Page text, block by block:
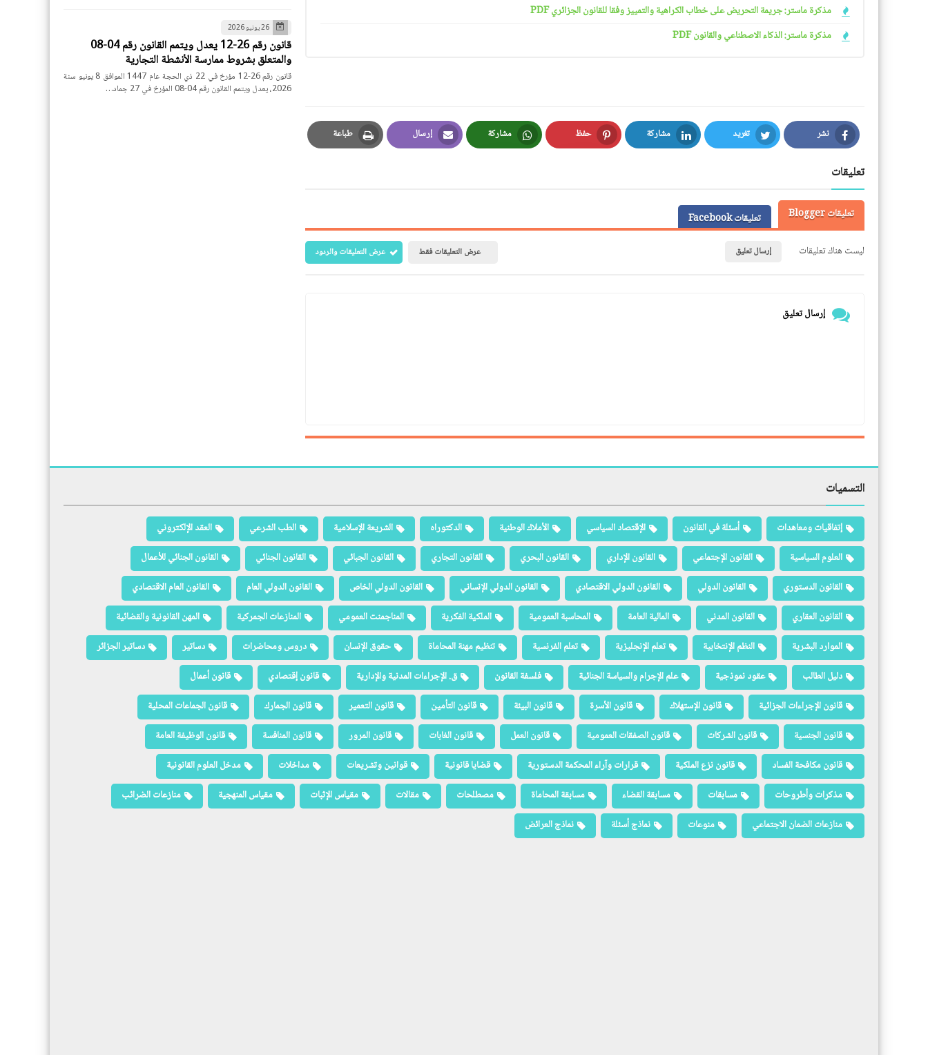
مذكرة ماستر: جريمة التحريض على خطاب الكراهية والتمييز وفقا للقانون الجزائري PDF
مذكرة ماستر: الذكاء الاصطناعي والقانون PDF
نشر
Facebook
تغريد
Twitter
مشاركة
LinkedIn
حفظ
Pinterest
مشاركة
Whatsapp
إرسال
Email
طباعة
Print
تعليقات
تعليقات Blogger
تعليقات Facebook
ليست هناك تعليقات
إرسال تعليق عرض التعليقات فقط عرض التعليقات والردود
إرسال تعليق
26 يونيو 2026
قانون رقم 26-12 يعدل ويتمم القانون رقم 04-08
والمتعلق بشروط ممارسة الأنشطة التجارية
قانون رقم 26-12 مؤرخ في 22 ذي الحجة عام 1447 الموافق 8 يونيو سنة
2026، يعدل ويتمم القانون رقم 04-08 المؤرخ في 27 جماد…
التسميات
إتفاقيات ومعاهدات أسئلة في القانون الإقتصاد السياسي الأملاك الوطنية الدكتوراه الشريعة الإسلامية الطب الشرعي
العقد الإلكتروني
العلوم السياسية
القانون الإجتماعي القانون الإداري القانون البحري القانون التجاري القانون الجبائي القانون الجنائي
القانون الجنائي للأعمال
القانون الدستوري
القانون الدولي القانون الدولي الاقتصادي القانون الدولي الإنساني القانون الدولي الخاص القانون الدولي العام
القانون العام الاقتصادي
القانون العقاري
القانون المدني المالية العامة المحاسبة العمومية الملكية الفكرية المناجمنت العمومي المنازعات الجمركية
المهن القانونية والقضائية
الموارد البشرية
النظم الإنتخابية تعلم الإنجليزية تعلم الفرنسية تنظيم مهنة المحاماة حقوق الإنسان دروس ومحاضرات دساتير
دساتير الجزائر
دليل الطالب
عقود نموذجية علم الإجرام والسياسة الجنائية فلسفة القانون ق. الإجراءات المدنية والإدارية قانون إقتصادي
قانون أعمال
قانون الإجراءات الجزائية
قانون الإستهلاك قانون الأسرة قانون البيئة قانون التأمين قانون التعمير قانون الجمارك
قانون الجماعات المحلية
قانون الجنسية
قانون الشركات قانون الصفقات العمومية قانون العمل قانون الغابات قانون المرور قانون المنافسة
قانون الوظيفة العامة
قانون مكافحة الفساد
قانون نزع الملكية قرارات وآراء المحكمة الدستورية قضايا قانونية قوانين وتشريعات مداخلات
مدخل العلوم القانونية
مذكرات وأطروحات
مسابقات مسابقة القضاء مسابقة المحاماة مصطلحات مقالات مقياس الإثبات مقياس المنهجية
منازعات الضرائب
منازعات الضمان الاجتماعي
منوعات نماذج أسئلة نماذج العرائض